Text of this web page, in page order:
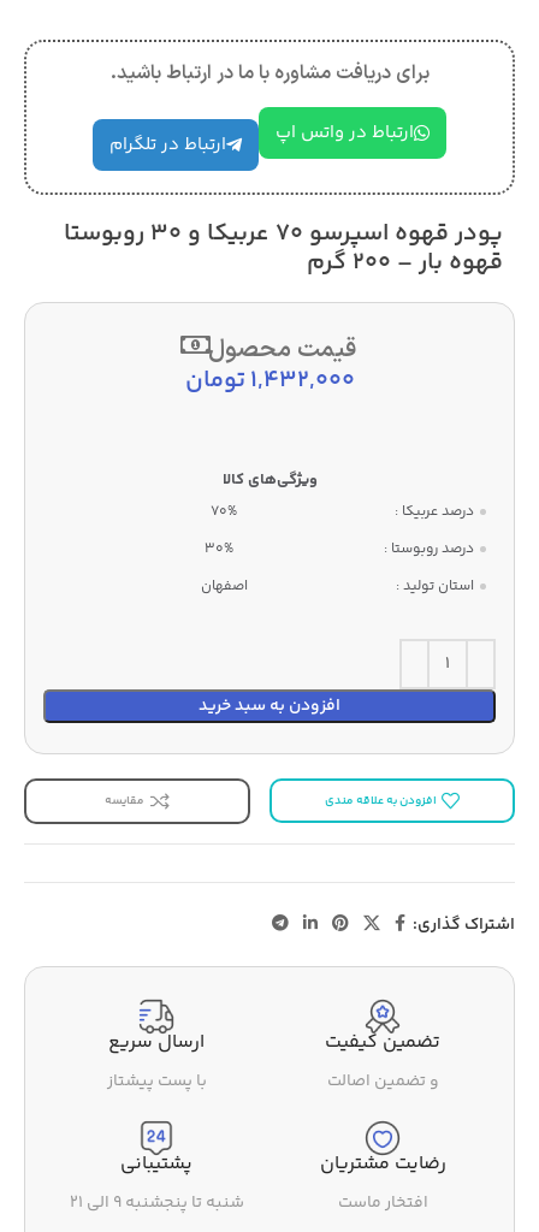
برای دریافت مشاوره با ما در ارتباط باشید.
ارتباط در واتس اپ ارتباط در تلگرام
پودر قهوه اسپرسو ۷۰ عربیکا و ۳۰ روبوستا
قهوه بار – ۲۰۰ گرم
قیمت محصول
1,432,000تومان
درصد عربیکا :
70%
درصد روبوستا :
30%
استان تولید :
اصفهان
افزودن به سبد خرید
افزودن به علاقه مندی مقایسه
اشتراک گذاری:
تضمین کیفیت
و تضمین اصالت
ارسال سریع
با پست پیشتاز
رضایت مشتریان
افتخار ماست
پشتیبانی
شنبه تا پنجشنبه ۹ الی ۲۱